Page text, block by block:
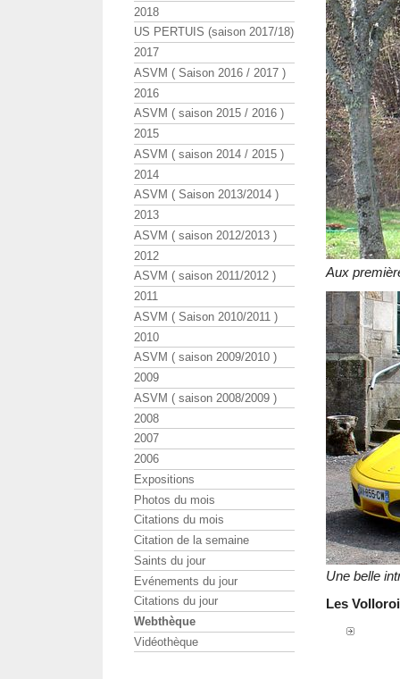
Aux
Une belle
Les
2018
US PERTUIS (saison 2017/18)
2017
ASVM ( Saison 2016 / 2017 )
2016
ASVM ( saison 2015 / 2016 )
2015
ASVM ( saison 2014 / 2015 )
2014
ASVM ( Saison 2013/2014 )
2013
ASVM ( saison 2012/2013 )
2012
ASVM ( saison 2011/2012 )
2011
ASVM ( Saison 2010/2011 )
2010
ASVM ( saison 2009/2010 )
2009
ASVM ( saison 2008/2009 )
2008
2007
2006
Expositions
Photos du mois
Citations du mois
Citation de la semaine
Saints du jour
Evénements du jour
Citations du jour
Webthèque
Vidéothèque